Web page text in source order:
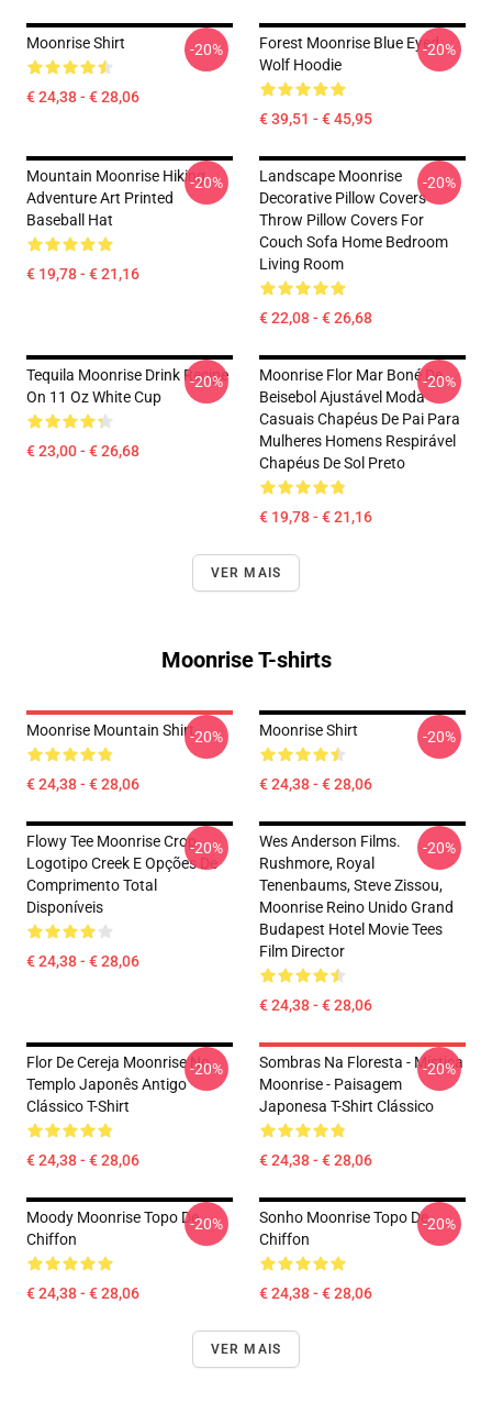
Moonrise Shirt
€ 24,38 - € 28,06
-20%
Forest Moonrise Blue Eyed
Wolf Hoodie
€ 39,51 - € 45,95
-20%
Mountain Moonrise Hiking
Adventure Art Printed
Baseball Hat
€ 19,78 - € 21,16
-20%
Landscape Moonrise
Decorative Pillow Covers
Throw Pillow Covers For
Couch Sofa Home Bedroom
Living Room
€ 22,08 - € 26,68
-20%
Tequila Moonrise Drink Recipe
On 11 Oz White Cup
€ 23,00 - € 26,68
-20%
Moonrise Flor Mar Boné De
Beisebol Ajustável Moda
Casuais Chapéus De Pai Para
Mulheres Homens Respirável
Chapéus De Sol Preto
€ 19,78 - € 21,16
-20%
VER MAIS
Moonrise T-shirts
Moonrise Mountain Shirt
€ 24,38 - € 28,06
-20% Moonrise Shirt
€ 24,38 - € 28,06
-20%
Flowy Tee Moonrise Crop
Logotipo Creek E Opções De
Comprimento Total
Disponíveis
€ 24,38 - € 28,06
-20%
Wes Anderson Films.
Rushmore, Royal
Tenenbaums, Steve Zissou,
Moonrise Reino Unido Grand
Budapest Hotel Movie Tees
Film Director
€ 24,38 - € 28,06
-20%
Flor De Cereja Moonrise No
Templo Japonês Antigo
Clássico T-Shirt
€ 24,38 - € 28,06
-20%
Sombras Na Floresta - Mística
Moonrise - Paisagem
Japonesa T-Shirt Clássico
€ 24,38 - € 28,06
-20%
Moody Moonrise Topo De
Chiffon
€ 24,38 - € 28,06
-20%
Sonho Moonrise Topo De
Chiffon
€ 24,38 - € 28,06
-20%
VER MAIS